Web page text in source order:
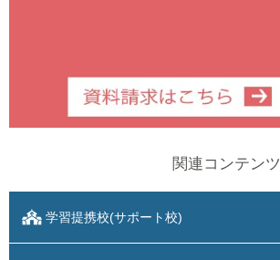
関連コンテンツ
学習提携校(サポート校)